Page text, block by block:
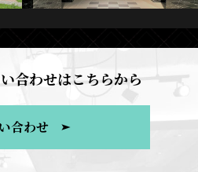
合わせはこちらから
合わせ